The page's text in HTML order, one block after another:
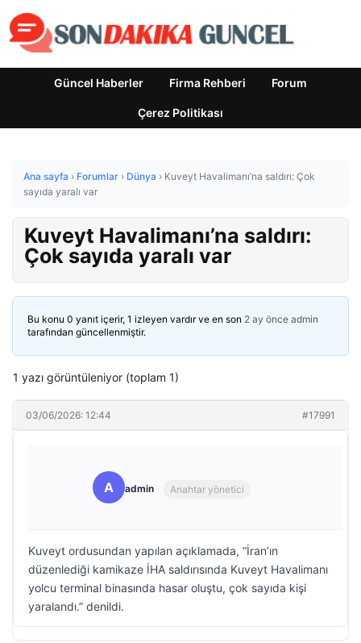
Güncel Haberler Firma Rehberi Forum
Çerez Politikası
Ana sayfa › Forumlar › Dünya › Kuveyt Havalimanı’na saldırı: Çok
sayıda yaralı var
Kuveyt Havalimanı’na saldırı:
Çok sayıda yaralı var
Bu konu 0 yanıt içerir, 1 izleyen vardır ve en son 2 ay önce admin
tarafından güncellenmiştir.
1 yazı görüntüleniyor (toplam 1)
03/06/2026: 12:44 #17991
A admin Anahtar yönetici
Kuveyt ordusundan yapılan açıklamada, “İran’ın
düzenlediği kamikaze İHA saldırısında Kuveyt Havalimanı
yolcu terminal binasında hasar oluştu, çok sayıda kişi
yaralandı.” denildi.